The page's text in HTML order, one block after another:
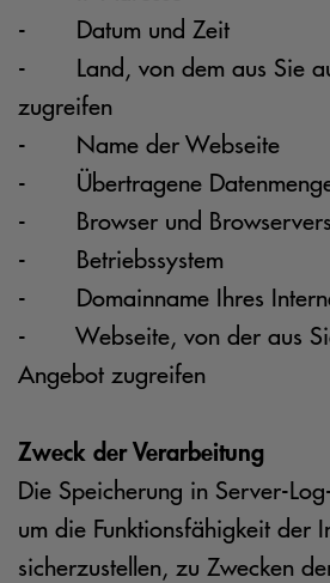
- Datum und Zeit
- Land, von dem aus Sie
zugreifen
- Name der Webseite
- Übertragene
- Browser und
- Betriebssystem
- Domainname Ihres
- Webseite, von der aus
Angebot zugreifen
Zweck der Verarbeitung
Die Speicherung in Server-
um die Funktionsfähigkeit der
sicherzustellen, zu Zwecken